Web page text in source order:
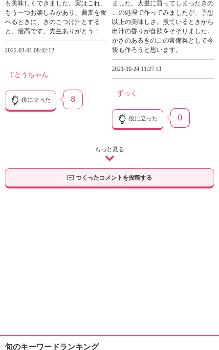
も美味しくできました。実はこれ、
もう一つお楽しみがあり、蕎麦を食
べるときに、きのこつけ汁とする
と、最高です。先生ありがとう！
2022-03-01 08:42:12
Tとうちゃん
役に立った 8
ました。大量に買ってしまったきの
この処理で作ってみましたが、予想
以上の美味しさ。煮ているときから
出汁の香りが食欲をそそりました。
かさのあるきのこの常備菜として今
後も作ろうと思います。
2021-10-24 11:27:13
ずっく
役に立った 0
もっと見る
つくったコメントを投稿する
旬のキーワードランキング